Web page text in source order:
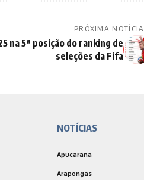
PRÓXIMA NOTÍCIA
na 5ª posição do ranking de
seleções da Fifa
NOTÍCIAS
Apucarana
Arapongas